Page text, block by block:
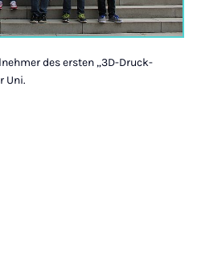
des ersten „3D-Druck-
Uni.